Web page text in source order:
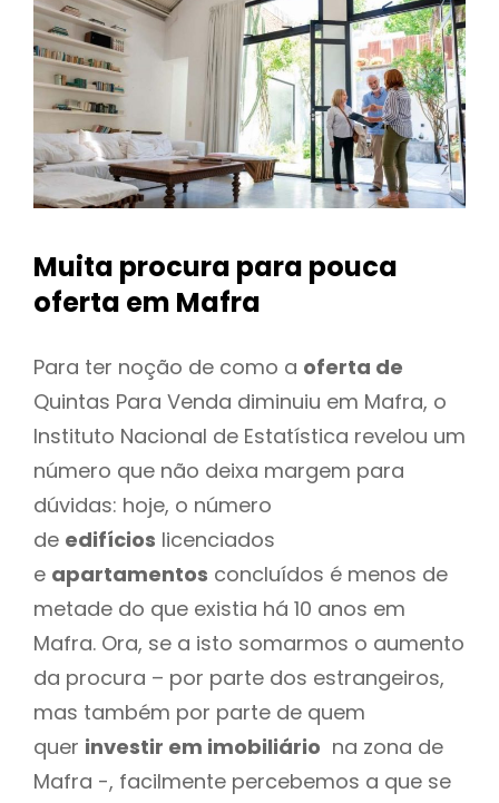
Muita procura para pouca
oferta em Mafra
Para ter noção de como a oferta de
Quintas Para Venda diminuiu em Mafra, o
Instituto Nacional de Estatística revelou um
número que não deixa margem para
dúvidas: hoje, o número
de edifícios licenciados
e apartamentos concluídos é menos de
metade do que existia há 10 anos em
Mafra. Ora, se a isto somarmos o aumento
da procura – por parte dos estrangeiros,
mas também por parte de quem
quer investir em imobiliário na zona de
Mafra -, facilmente percebemos a que se